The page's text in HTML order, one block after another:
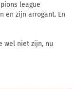
league
en zijn arrogant. En
wel niet zijn, nu